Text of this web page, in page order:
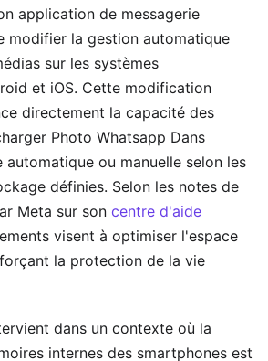
application de messagerie
modifier la gestion automatique
sur les systèmes
et iOS. Cette modification
directement la capacité des
Photo Whatsapp Dans
automatique ou manuelle selon les
définies. Selon les notes de
Meta sur son centre d'aide
visent à optimiser l'espace
la protection de la vie
dans un contexte où la
internes des smartphones est